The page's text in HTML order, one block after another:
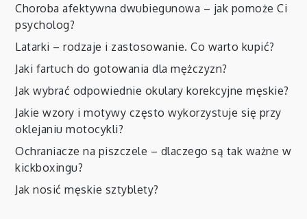
Choroba afektywna dwubiegunowa – jak pomoże Ci
psycholog?
Latarki – rodzaje i zastosowanie. Co warto kupić?
Jaki fartuch do gotowania dla mężczyzn?
Jak wybrać odpowiednie okulary korekcyjne męskie?
Jakie wzory i motywy często wykorzystuje się przy
oklejaniu motocykli?
Ochraniacze na piszczele – dlaczego są tak ważne w
kickboxingu?
Jak nosić męskie sztyblety?